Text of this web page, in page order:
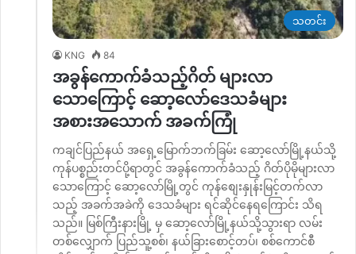
သတင်း
KNG 84
အခွန်ကောက်ခံသည့်ဂိတ် များလာ
သောကြောင့် ဆော့လော်ဒေသခံများ
အစားအသောက် အခက်ကြုံ
ကချင်ပြည်နယ် အရှေ့မြောက်ဘက်ခြမ်း ဆော့လော်မြို့နယ်သို့
ကုန်ပစ္စည်းတင်ပို့ရာတွင် အခွန်ကောက်ခံသည့် ဂိတ်ပိုမိုများလာ
သောကြောင့် ဆော့လော်မြို့တွင် ကုန်စျေးနှုန်းမြင့်တက်လာ
သည့် အခက်အခဲကို ဒေသခံများ ရင်ဆိုင်နေရကြောင်း သိရ
သည်။ မြစ်ကြီးနားမြို့ မှ ဆော့လော်မြို့နယ်သို့သွားရာ လမ်း
တစ်လျှောက် ပြည်သူ့စစ်၊ နယ်ခြားစောင့်တပ်၊ စစ်ကောင်စီ